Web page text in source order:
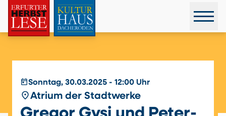
todaySonntag, 30.03.2025 - 12:00 Uhr
placeAtrium der Stadtwerke